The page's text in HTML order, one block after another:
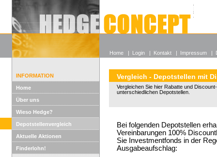
Alle
Wieso
INFORMATION
Home
Über uns
Wieso Hedge?
Depotstellenvergleich
Aktuelle Aktionen
Finderlohn!
Vergleich - Depotstellen mit
Vergleichen Sie hier Rabatte und
unterschiedlichen Depotstellen.
Bei folgenden Depotstellen
Vereinbarungen 100%
Sie Investmentfonds in der
Ausgabeaufschlag:
Home | Login | Kontakt | Impressum |